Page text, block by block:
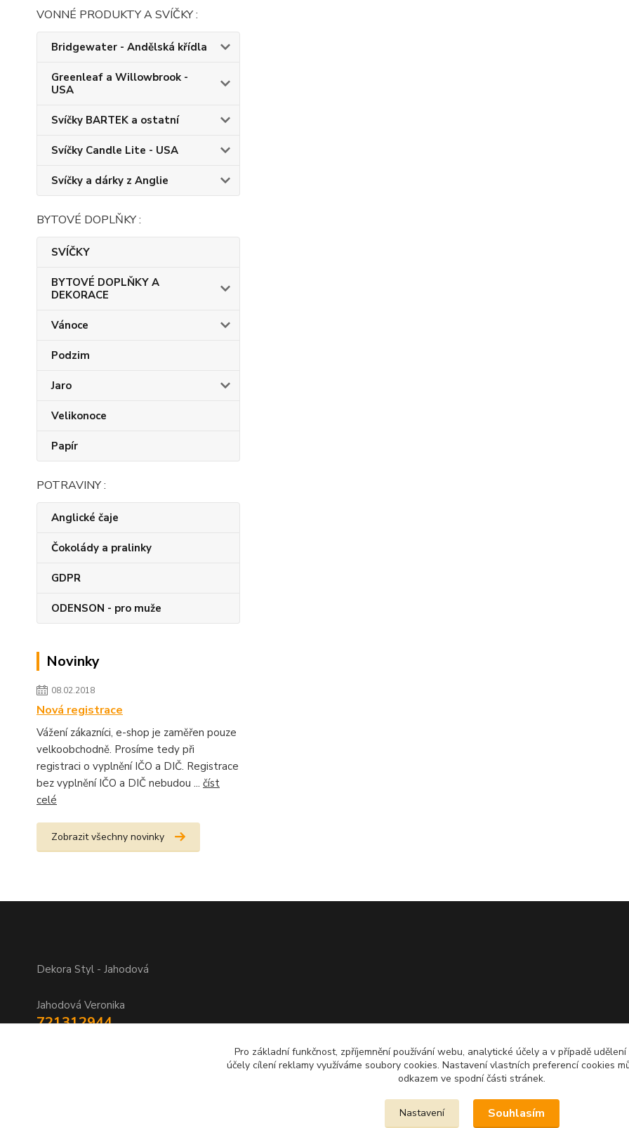
VONNÉ PRODUKTY A SVÍČKY :
Bridgewater - Andělská křídla
Greenleaf a Willowbrook -
USA
Svíčky BARTEK a ostatní
Svíčky Candle Lite - USA
Svíčky a dárky z Anglie
BYTOVÉ DOPLŇKY :
SVÍČKY
BYTOVÉ DOPLŇKY A
DEKORACE
Vánoce
Podzim
Jaro
Velikonoce
Papír
POTRAVINY :
Anglické čaje
Čokolády a pralinky
GDPR
ODENSON - pro muže
Novinky
08.02.2018
Nová registrace
Vážení zákazníci, e-shop je zaměřen pouze
velkoobchodně. Prosíme tedy při
registraci o vyplnění IČO a DIČ. Registrace
bez vyplnění IČO a DIČ nebudou ... číst
celé
Zobrazit všechny novinky
Dekora Styl - Jahodová
Jahodová Veronika
721312944
Pro základní funkčnost, zpříjemnění používání webu, analytické účely a v případě
účely cílení reklamy využíváme soubory cookies. Nastavení vlastních preferencí cookies
odkazem ve spodní části stránek.
Nastavení Souhlasím